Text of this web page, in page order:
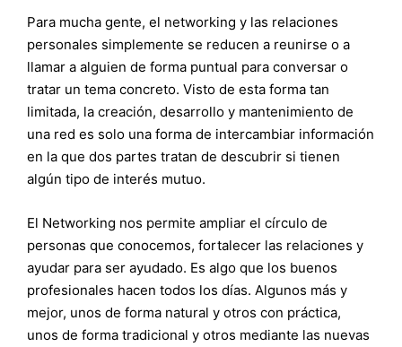
Para mucha gente, el networking y las relaciones
personales simplemente se reducen a reunirse o a
llamar a alguien de forma puntual para conversar o
tratar un tema concreto. Visto de esta forma tan
limitada, la creación, desarrollo y mantenimiento de
una red es solo una forma de intercambiar información
en la que dos partes tratan de descubrir si tienen
algún tipo de interés mutuo.
El Networking nos permite ampliar el círculo de
personas que conocemos, fortalecer las relaciones y
ayudar para ser ayudado. Es algo que los buenos
profesionales hacen todos los días. Algunos más y
mejor, unos de forma natural y otros con práctica,
unos de forma tradicional y otros mediante las nuevas